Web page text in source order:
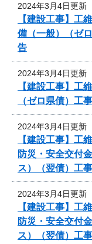
2024年3月4日更新
【建設工事】
備（一般）（ゼ
告
2024年3月4日更新
【建設工事】
（ゼロ県債）工
2024年3月4日更新
【建設工事】
防災・安全交付
ス）（翌債）工
2024年3月4日更新
【建設工事】
防災・安全交付
ス）（翌債）工